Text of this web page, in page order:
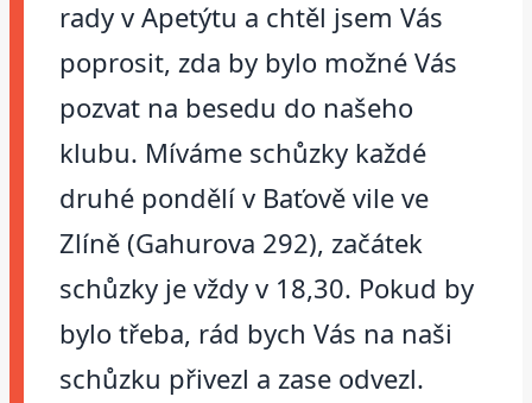
rady v Apetýtu a chtěl jsem Vás
poprosit, zda by bylo možné Vás
pozvat na besedu do našeho
klubu. Míváme schůzky každé
druhé pondělí v Baťově vile ve
Zlíně (Gahurova 292), začátek
schůzky je vždy v 18,30. Pokud by
bylo třeba, rád bych Vás na naši
schůzku přivezl a zase odvezl.